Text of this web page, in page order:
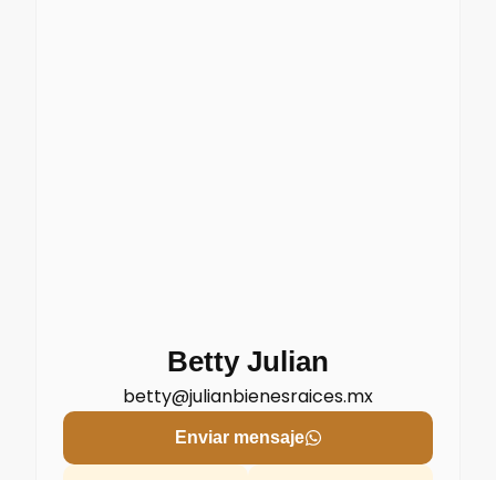
Betty Julian
betty@julianbienesraices.mx
Enviar mensaje